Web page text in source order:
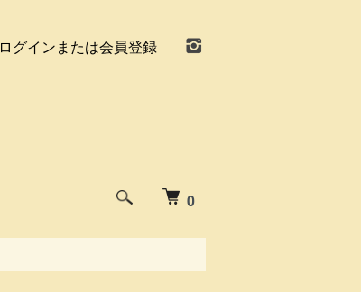
0
ログインまたは会員登録